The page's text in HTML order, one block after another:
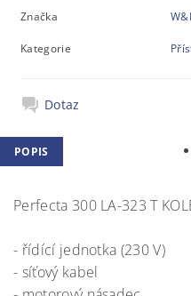
Značka
Kategorie
Dotaz
POPIS
Perfecta 300 LA-323 T
- řídící jednotka (230 V)
- síťový kabel